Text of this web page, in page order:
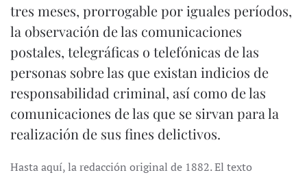
tres meses, prorrogable por iguales períodos,
la observación de las comunicaciones
postales, telegráficas o telefónicas de las
personas sobre las que existan indicios de
responsabilidad criminal, así como de las
comunicaciones de las que se sirvan para la
realización de sus fines delictivos.
Hasta aquí, la redacción original de 1882. El texto